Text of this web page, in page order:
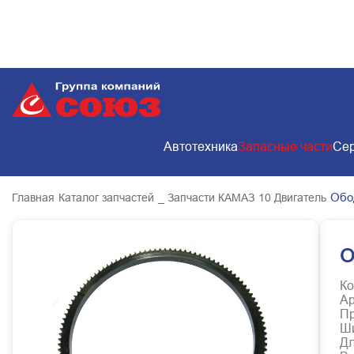
АвтотехникаЗапасные части
Главная Каталог запчастей _ Запчасти КАМАЗ 10 Двигатель